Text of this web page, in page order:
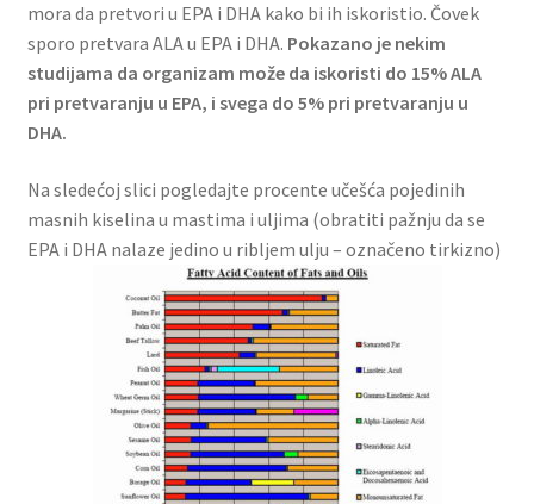
mora da pretvori u EPA i DHA kako bi ih iskoristio. Čovek
sporo pretvara ALA u EPA i DHA. Pokazano je nekim
studijama da organizam može da iskoristi do 15% ALA
pri pretvaranju u EPA, i svega do 5% pri pretvaranju u
DHA.
Na sledećoj slici pogledajte procente učešća pojedinih
masnih kiselina u mastima i uljima (obratiti pažnju da se
EPA i DHA nalaze jedino u ribljem ulju – označeno tirkizno)